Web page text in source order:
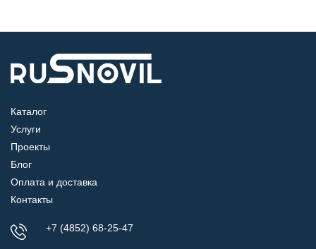
Каталог
Услуги
Проекты
Блог
Оплата и доставка
Контакты
+7 (4852) 68-25-47